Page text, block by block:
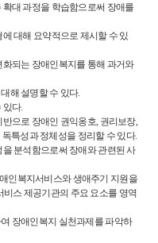
대 과정을 학습함으로써 장애를
대해 요약적으로 제시할 수 있
되는 장애인복지를 통해 과거와
해 설명할 수 있다.
다.
으로 장애인 권익옹호, 권리보장,
특성과 정체성을 정리할 수 있다.
분석함으로써 장애와 관련된 사
인복지서비스와 생애주기 지원을
스 제공기관의 주요 요소를 영역
장애인복지 실천과제를 파악하